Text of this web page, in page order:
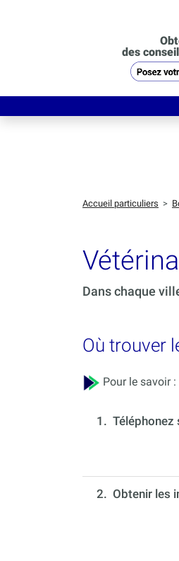
des
Accueil particuliers >
Dans chaque
Où trouver
Pour le savoir :
1. Téléphonez
2. Obtenir les